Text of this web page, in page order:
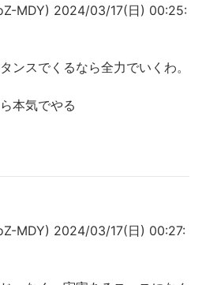
MDY) 2024/03/17(日) 00:25:
ンスでくるなら全力でいくわ。
本気でやる
MDY) 2024/03/17(日) 00:27: